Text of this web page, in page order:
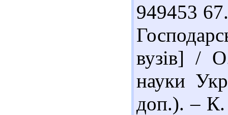
949453
вузів] /
науки
доп.). – К.